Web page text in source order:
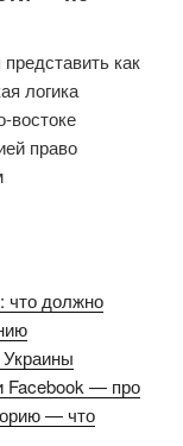
как
логика
востоке
право
что должно
Facebook — про
— что